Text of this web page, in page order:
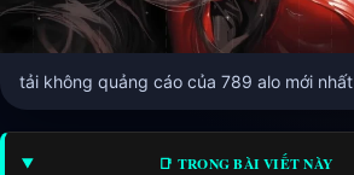
tải không quảng cáo của 789 alo mới nhất
📑 TRONG BÀI VIẾT NÀY